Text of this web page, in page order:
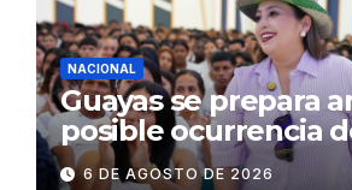
concurrencia
NACIONAL
Guayas se prepara
posible ocurrencia
fenómeno de El
6 DE AGOSTO DE 2026